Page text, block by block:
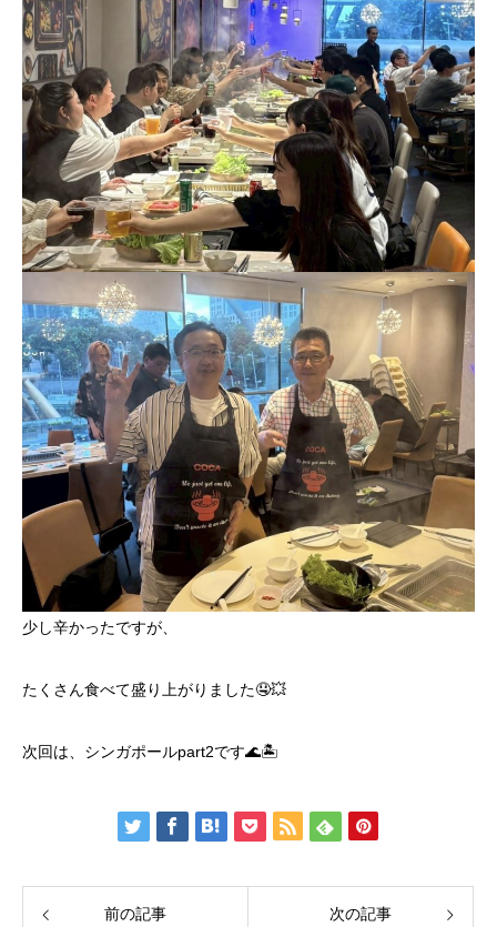
少し辛かったですが、
たくさん食べて盛り上がりました🤤💥
次回は、シンガポールpart2です🌊🏝️
前の記事 次の記事